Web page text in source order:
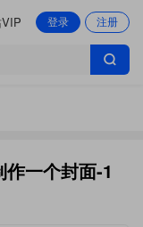
登录 注册
一个封面-1